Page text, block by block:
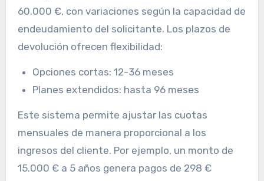
60.000 €, con variaciones según la capacidad de
endeudamiento del solicitante. Los plazos de
devolución ofrecen flexibilidad:
Opciones cortas: 12-36 meses
Planes extendidos: hasta 96 meses
Este sistema permite ajustar las cuotas
mensuales de manera proporcional a los
ingresos del cliente. Por ejemplo, un monto de
15.000 € a 5 años genera pagos de 298 €